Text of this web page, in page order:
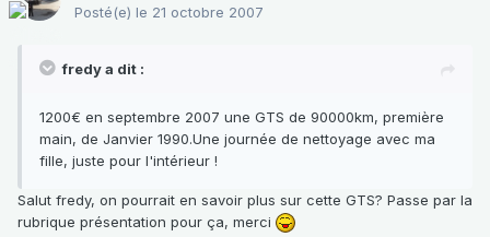
Posté(e) le 21 octobre 2007
fredy a dit :
1200€ en septembre 2007 une GTS de 90000km, première
main, de Janvier 1990.Une journée de nettoyage avec ma
fille, juste pour l'intérieur !
Salut fredy, on pourrait en savoir plus sur cette GTS? Passe par la
rubrique présentation pour ça, merci